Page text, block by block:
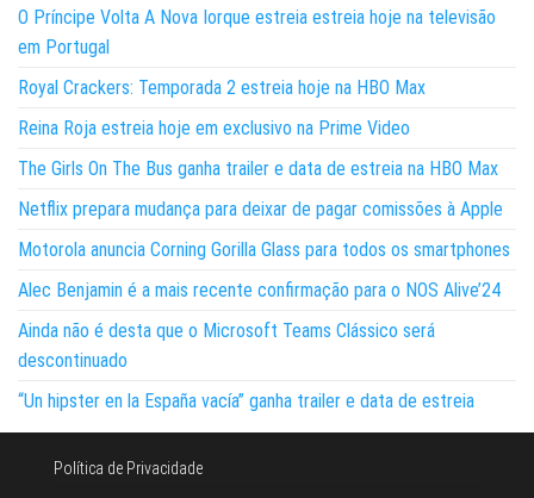
O Príncipe Volta A Nova Iorque estreia estreia hoje na televisão
em Portugal
Royal Crackers: Temporada 2 estreia hoje na HBO Max
Reina Roja estreia hoje em exclusivo na Prime Video
The Girls On The Bus ganha trailer e data de estreia na HBO Max
Netflix prepara mudança para deixar de pagar comissões à Apple
Motorola anuncia Corning Gorilla Glass para todos os smartphones
Alec Benjamin é a mais recente confirmação para o NOS Alive’24
Ainda não é desta que o Microsoft Teams Clássico será
descontinuado
“Un hipster en la España vacía” ganha trailer e data de estreia
Política de Privacidade